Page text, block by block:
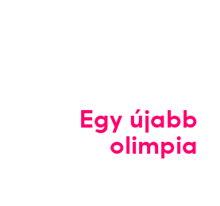
Egy újabb
olimpia